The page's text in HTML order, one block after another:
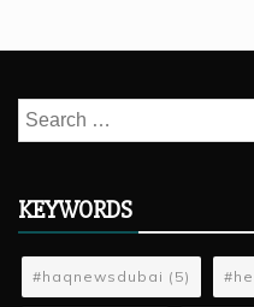
Search
for:
KEYWORDS
#haqnewsdubai (5)